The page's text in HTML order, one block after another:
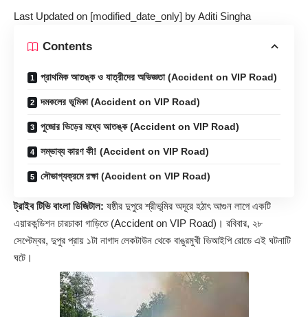
Last Updated on [modified_date_only] byAditi Singha
Contents
প্রাথমিক আতঙ্ক ও যাত্রীদের অভিজ্ঞতা (Accident on VIP Road)
দমকলের ভূমিকা (Accident on VIP Road)
পুজোর ভিড়ের মধ্যে আতঙ্ক (Accident on VIP Road)
সম্ভাব্য কারণ কী! (Accident on VIP Road)
সৌভাগ্যক্রমে রক্ষা (Accident on VIP Road)
ট্রাইব টিভি বাংলা ডিজিটাল: ষষ্ঠীর দুপুরে শ্রীভূমির অদূরে হঠাৎ আগুন লাগে একটি
এয়ারকন্ডিশন চারচাকা গাড়িতে (Accident on VIP Road)। রবিবার, ২৮
সেপ্টেম্বর, দুপুর প্রায় ১টা নাগাদ লেকটাউন থেকে বাঙুরমুখী ভিআইপি রোডে এই ঘটনাটি
ঘটে।